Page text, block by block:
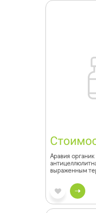
Аравия органик
выраженным